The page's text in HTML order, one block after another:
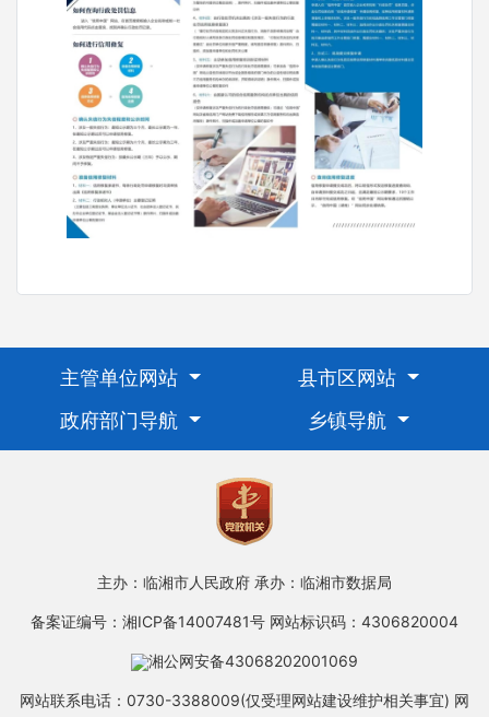
主管单位网站
县市区网站
政府部门导航
乡镇导航
主办：临湘市人民政府 承办：临湘市数据局
备案证编号：湘ICP备14007481号 网站标识码：4306820004
湘公网安备43068202001069
网站联系电话：0730-3388009(仅受理网站建设维护相关事宜) 网